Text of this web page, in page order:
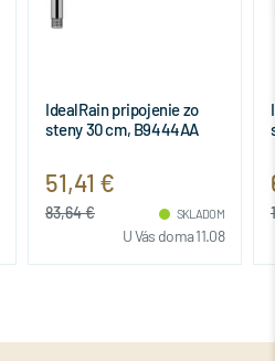
IdealRain pripojenie zo
steny 30 cm, B9444AA
51,41 €
83,64 € SKLADOM
U Vás doma 11.08